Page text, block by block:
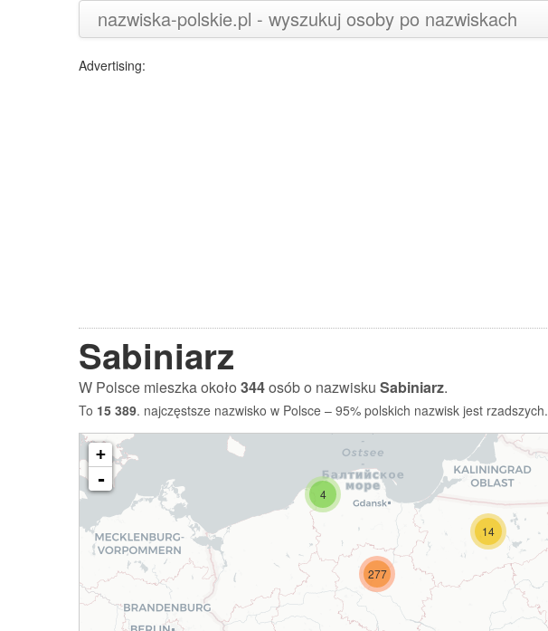
nazwiska-polskie.pl - wyszukuj osoby po nazwiskach
Advertising:
Sabiniarz
W Polsce mieszka około344osób o nazwisku Sabiniarz.
To 15 389. najczęstsze nazwisko w Polsce – 95% polskich nazwisk jest rzadszych.
4
14
277
+
-